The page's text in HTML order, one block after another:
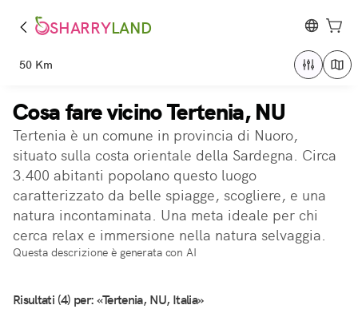
SHARRYLAND
50 Km
Cosa fare vicino Tertenia, NU
Tertenia è un comune in provincia di Nuoro,
situato sulla costa orientale della Sardegna. Circa
3.400 abitanti popolano questo luogo
caratterizzato da belle spiagge, scogliere, e una
natura incontaminata. Una meta ideale per chi
cerca relax e immersione nella natura selvaggia.
Questa descrizione è generata con AI
Risultati (4) per: «Tertenia, NU, Italia»